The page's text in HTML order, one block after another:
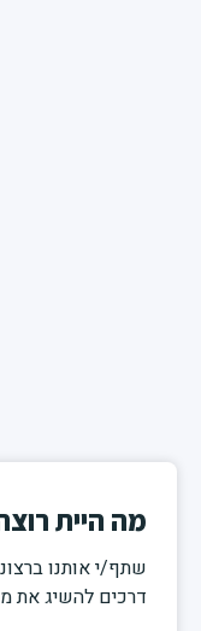
מה היית
שתף/י אותנו
דרכים להשיג את